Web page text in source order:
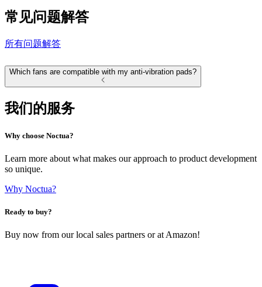
常见问题解答
所有问题解答
Which fans are compatible with my anti-vibration pads?
我们的服务
Why choose Noctua?
Learn more about what makes our approach to product development
so unique.
Why Noctua?
Ready to buy?
Buy now from our local sales partners or at Amazon!